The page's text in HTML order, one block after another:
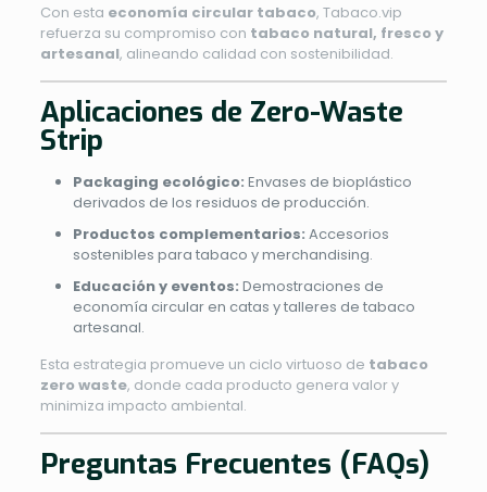
Con esta economía circular tabaco, Tabaco.vip
refuerza su compromiso con tabaco natural, fresco y
artesanal, alineando calidad con sostenibilidad.
Aplicaciones de Zero-Waste
Strip
Packaging ecológico: Envases de bioplástico
derivados de los residuos de producción.
Productos complementarios: Accesorios
sostenibles para tabaco y merchandising.
Educación y eventos: Demostraciones de
economía circular en catas y talleres de tabaco
artesanal.
Esta estrategia promueve un ciclo virtuoso de tabaco
zero waste, donde cada producto genera valor y
minimiza impacto ambiental.
Preguntas Frecuentes (FAQs)